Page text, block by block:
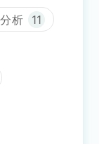
析 11